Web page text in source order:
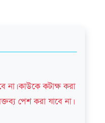
না। কাউকে কটাক্ষ করা
পেশ করা যাবে না।